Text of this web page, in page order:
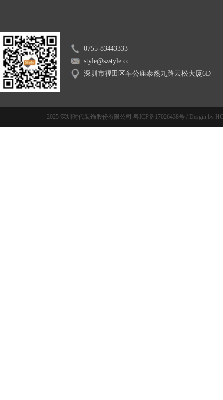
2025 深圳时代装饰股份有限公司 粤ICP备17026438号 / Desgin by
0755-83443333
style@szstyle.cc
深圳市福田区车公庙泰然九路云松大厦6D